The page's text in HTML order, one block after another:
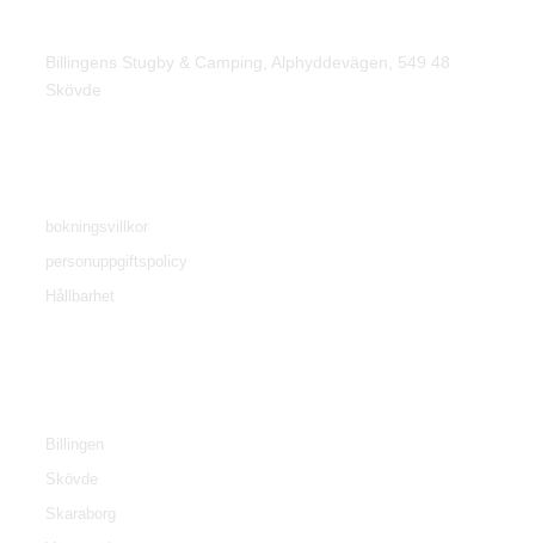
Billingens Stugby & Camping, Alphyddevägen, 549 48
Skövde
bokningsvillkor
personuppgiftspolicy
Hållbarhet
Billingen
Skövde
Skaraborg